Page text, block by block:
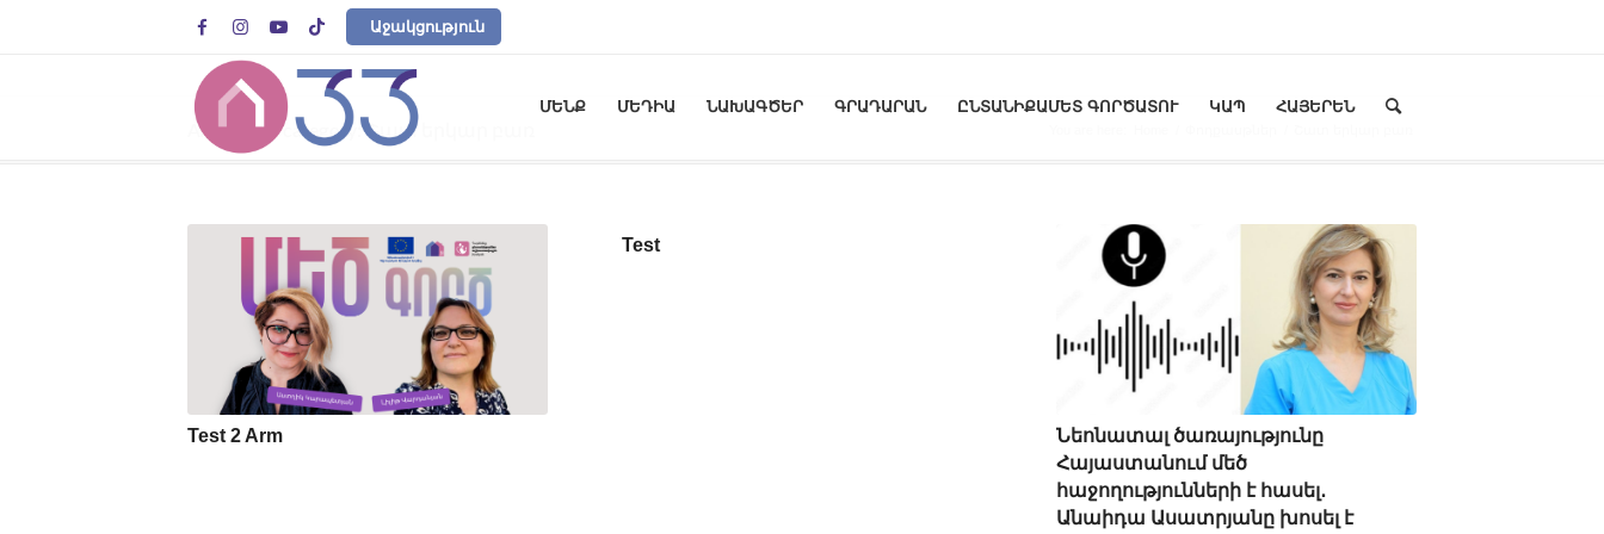
    Աջակցություն
ՄԵՆՔ ՄԵԴԻԱ ՆԱԽԱԳԾԵՐ ԳՐԱԴԱՐԱՆ ԸՆՏԱՆԻՔԱՄԵՏ ԳՈՐԾԱՏՈՒ ԿԱՊ ՀԱՅԵՐԵՆ
Archive for category: Շատ երկար բառ
Test 2 Arm
Test
Նեոնատալ ծառայությունը
Հայաստանում մեծ
հաջողությունների է հասել․
Անաիդա Ասատրյանը խոսել է